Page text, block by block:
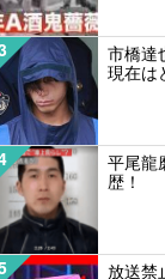
市橋達
現在は
平尾龍
歴！
放送禁